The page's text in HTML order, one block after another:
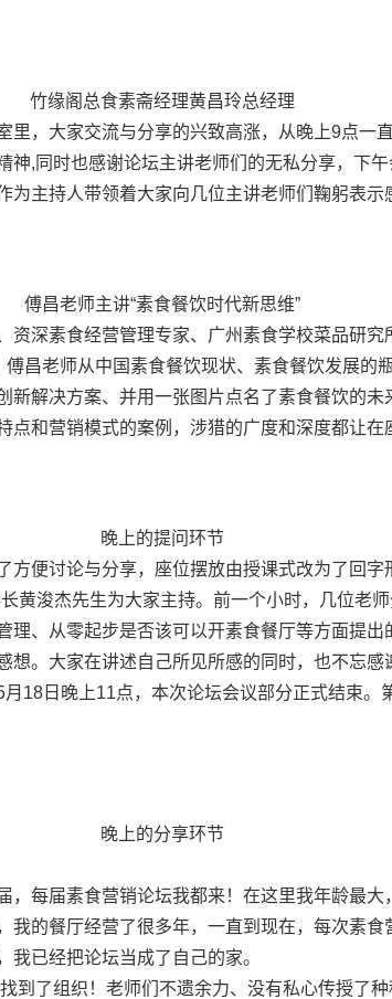
竹缘阁总食素斋经理黄昌玲总经理
里，大家交流与分享的兴致高涨，从晚上9点一
神,同时也感谢论坛主讲老师们的无私分享，下
为主持人带领着大家向几位主讲老师们鞠躬表示
傅昌老师主讲“素食餐饮时代新思维”
资深素食经营管理专家、广州素食学校菜品研究
傅昌老师从中国素食餐饮现状、素食餐饮发展的
新解决方案、并用一张图片点名了素食餐饮的未
点和营销模式的案例，涉猎的广度和深度都让在
晚上的提问环节
方便讨论与分享，座位摆放由授课式改为了回字
黄浚杰先生为大家主持。前一个小时，几位老
理、从零起步是否该可以开素食餐厅等方面提出
想。大家在讲述自己所见所感的同时，也不忘感
18日晚上11点，本次论坛会议部分正式结束。
晚上的分享环节
，每届素食营销论坛我都来！在这里我年龄最大
我的餐厅经营了很多年，一直到现在，每次素食
已经把论坛当成了自己的家。
到了组织！老师们不遗余力、没有私心传授了种